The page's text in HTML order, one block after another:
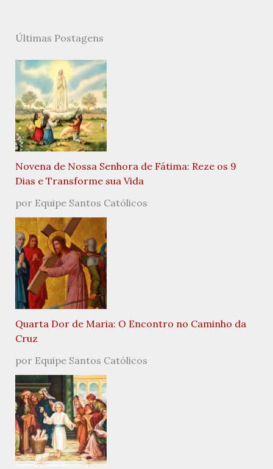
Últimas Postagens
Novena de Nossa Senhora de Fátima: Reze os 9
Dias e Transforme sua Vida
por Equipe Santos Católicos
Quarta Dor de Maria: O Encontro no Caminho da
Cruz
por Equipe Santos Católicos